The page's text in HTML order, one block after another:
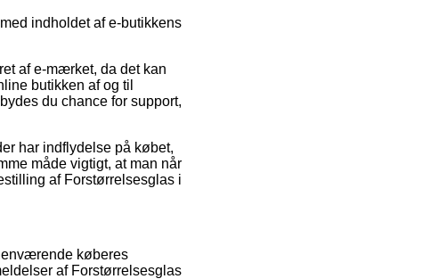
indholdet af e-butikkens
af e-mærket, da det kan
butikken af og til
du chance for support,
har indflydelse på købet,
måde vigtigt, at man når
af Forstørrelsesglas i
køberes
af Forstørrelsesglas